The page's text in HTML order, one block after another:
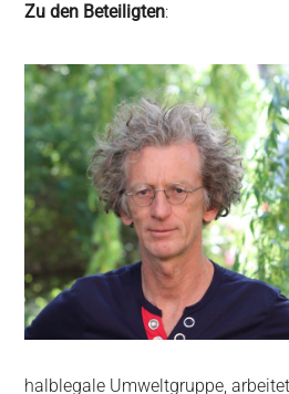
Zu den Beteiligten:
halblegale Umweltgruppe,